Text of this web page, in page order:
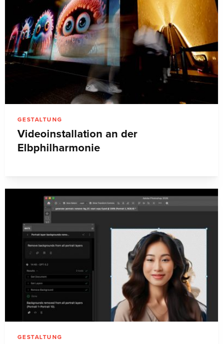
GESTALTUNG
Videoinstallation an der
Elbphilharmonie
GESTALTUNG